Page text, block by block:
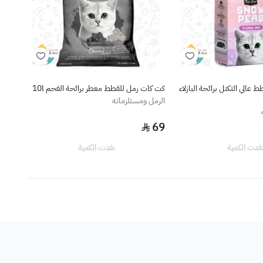
التكتل برائحة البازلاء
الكمية
كت كات رمل للقطط معطر برائحة الفحم 10l
الرمل ومستلزماته
69
نفدت الكمية